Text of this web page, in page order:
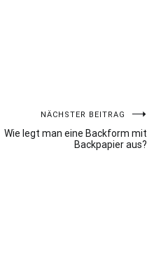
NÄCHSTER BEITRAG
Wie legt man eine Backform mit
Backpapier aus?